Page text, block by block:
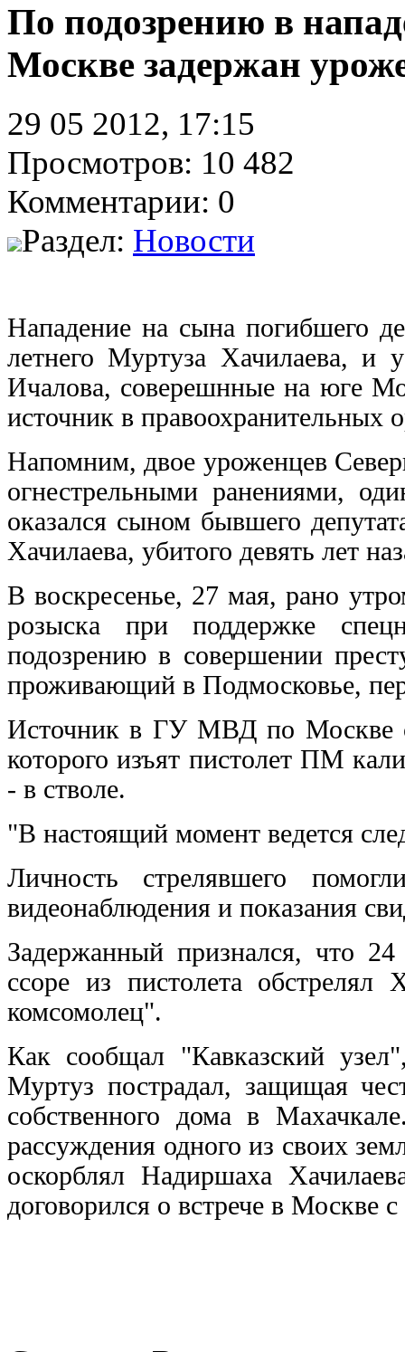
По подозрению в
Москве задержан
29 05 2012, 17:15
Просмотров: 10 482
Комментарии: 0
Раздел: Новости
Нападение на сына погибшего
летнего Муртуза Хачилаева, и
Ичалова, соверешнные на юге
источник в правоохранительных
Напомним, двое уроженцев
огнестрельными ранениями,
оказался сыном бывшего
Хачилаева, убитого девять лет
В воскресенье, 27 мая, рано
розыска при поддержке
подозрению в совершении
проживающий в Подмосковье,
Источник в ГУ МВД по Москве
которого изъят пистолет ПМ
- в стволе.
"В настоящий момент ведется
Личность стрелявшего
видеонаблюдения и показания
Задержанный признался, что
ссоре из пистолета
комсомолец".
Как сообщал "Кавказский
Муртуз пострадал, защищая
собственного дома в
рассуждения одного из своих
оскорблял Надиршаха
договорился о встрече в Москве